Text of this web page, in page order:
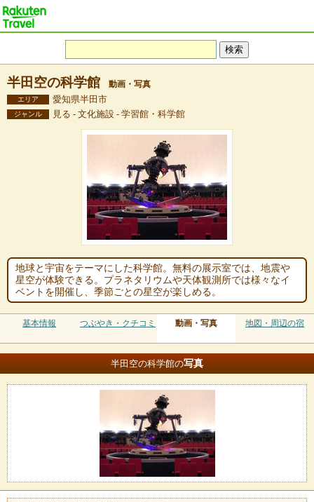
半田空の科学館 動画・写真
エリア 愛知県半田市
ジャンル 見る - 文化施設 - 学習館・科学館
地球と宇宙をテーマにした科学館。無料の展示室では、地震や
星空が体験できる。プラネタリウムや天体観測所では様々なイ
ベントを開催し、季節ごとの星空が楽しめる。
基本情報 つぶやき・クチコミ 動画・写真 地図・周辺の宿
半田空の科学館の写真